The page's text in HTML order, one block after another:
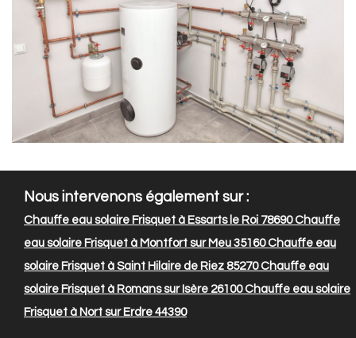
Nous intervenons également sur :
Chauffe eau solaire Frisquet à Essarts le Roi 78690Chauffe
eau solaire Frisquet à Montfort sur Meu 35160Chauffe eau
solaire Frisquet à Saint Hilaire de Riez 85270Chauffe eau
solaire Frisquet à Romans sur Isère 26100Chauffe eau solaire
Frisquet à Nort sur Erdre 44390